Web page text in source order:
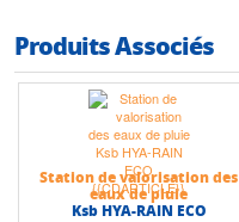
Produits Associés
Station de valorisation des
eaux de pluie
Ksb HYA-RAIN ECO